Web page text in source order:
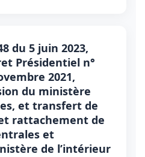
du 5 juin 2023,
Présidentiel n°
2021,
du ministère
et transfert de
rattachement de
et
de l’intérieur